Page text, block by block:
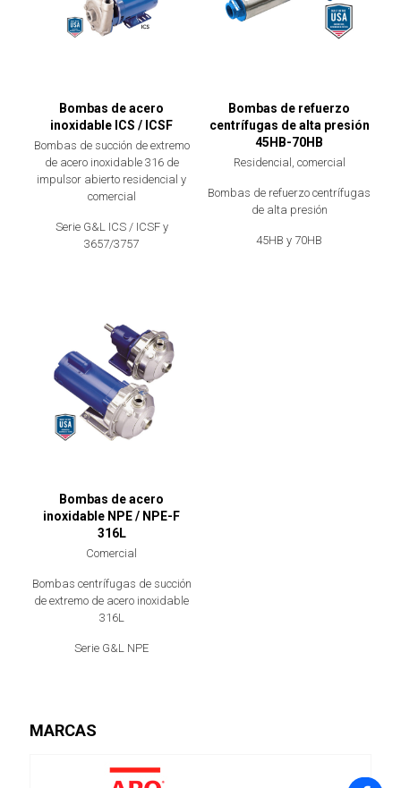
Bombas de acero
inoxidable ICS / ICSF
Bombas de succión de extremo
de acero inoxidable 316 de
impulsor abierto residencial y
comercial
Serie G&L ICS / ICSF y
3657/3757
Bombas de refuerzo
centrífugas de alta presión
45HB-70HB
Residencial, comercial
Bombas de refuerzo centrífugas
de alta presión
45HB y 70HB
Bombas de acero
inoxidable NPE / NPE-F
316L
Comercial
Bombas centrífugas de succión
de extremo de acero inoxidable
316L
Serie G&L NPE
MARCAS